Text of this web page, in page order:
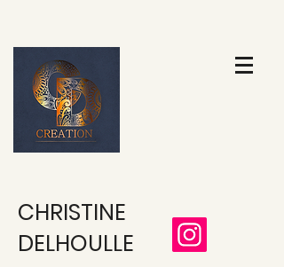
CHRISTINE
DELHOULLE